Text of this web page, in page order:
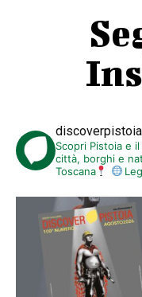
discoverpistoia
Scopri Pistoia e
città, borghi e
Toscana